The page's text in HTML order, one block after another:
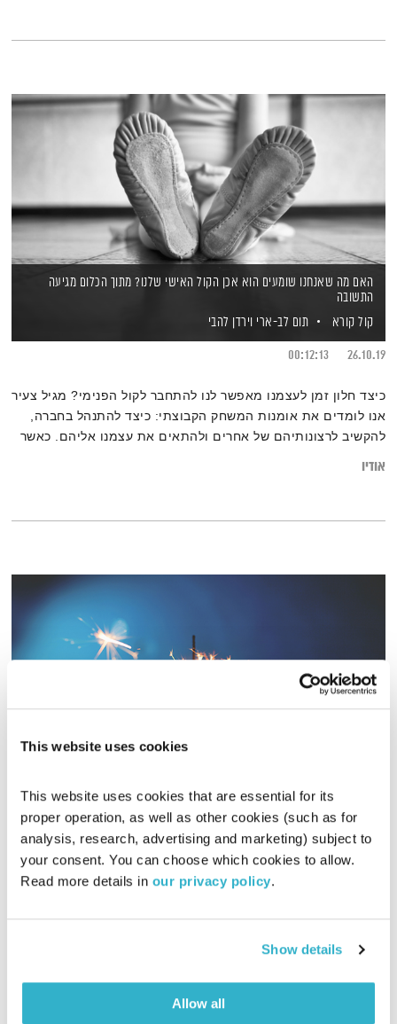
This website uses cookies
This website uses cookies that are essential for its
proper operation, as well as other cookies (such as for
analysis, research, advertising and marketing) subject to
your consent. You can choose which cookies to allow.
Read more details in our privacy policy.
Show details
Allow all
האם מה שאנחנו שומעים הוא אכן הקול האישי שלנו? מתוך הכלום מגיעה
התשובה
קול קורא
תום לב-ארי וירדן להבי
26.10.19
00:12:13
כיצד חלון זמן לעצמנו מאפשר לנו להתחבר לקול הפנימי? מגיל צעיר
אנו לומדים את אומנות המשחק הקבוצתי: כיצד להתנהל בחברה,
להקשיב לרצונותיהם של אחרים ולהתאים את עצמנו אליהם. כאשר
הרמוניה עם הסביבה ועם עצמנו?
אודיו
05.05.19
01:28:34
כלים לשלום פנימי בראי חכמת הקבלה ויצירה חיה עם ארקדי דוכין